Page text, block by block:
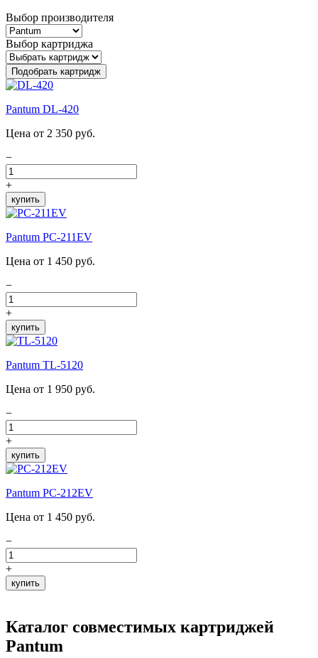
Выбор производителя
Выбор картриджа
Подобрать картридж
Pantum DL-420
Цена от 2 350 руб.
−
+
купить
Pantum PC-211EV
Цена от 1 450 руб.
−
+
купить
Pantum TL-5120
Цена от 1 950 руб.
−
+
купить
Pantum PC-212EV
Цена от 1 450 руб.
−
+
купить
Каталог совместимых картриджей
Pantum